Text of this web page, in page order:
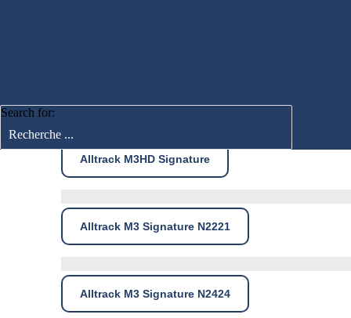
Search for:
Alltrack M3HD Signature
Alltrack M3 Signature N2221
Alltrack M3 Signature N2424